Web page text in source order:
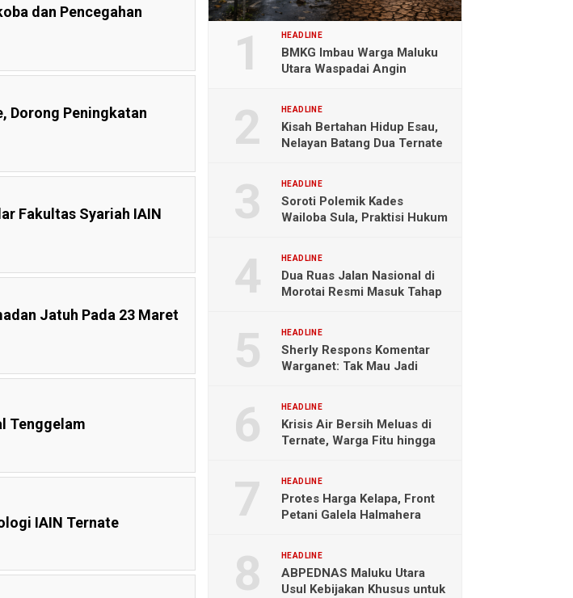
dan Pencegahan
Dorong Peningkatan
Fakultas Syariah IAIN
Jatuh Pada 23 Maret
Tenggelam
IAIN Ternate
HEADLINE
BMKG Imbau Warga Maluku
Utara Waspadai Angin
HEADLINE
Kisah Bertahan Hidup Esau,
Nelayan Batang Dua Ternate
HEADLINE
Soroti Polemik Kades
Wailoba Sula, Praktisi Hukum
HEADLINE
Dua Ruas Jalan Nasional di
Morotai Resmi Masuk Tahap
HEADLINE
Sherly Respons Komentar
Warganet: Tak Mau Jadi
HEADLINE
Krisis Air Bersih Meluas di
Ternate, Warga Fitu hingga
HEADLINE
Protes Harga Kelapa, Front
Petani Galela Halmahera
HEADLINE
ABPEDNAS Maluku Utara
Usul Kebijakan Khusus untuk